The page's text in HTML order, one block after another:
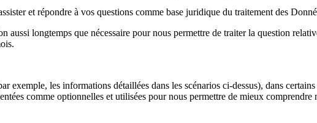
et répondre à vos questions comme base juridique du traitement des
aussi longtemps que nécessaire pour nous permettre de traiter la question
exemple, les informations détaillées dans les scénarios ci-dessus), dans
comme optionnelles et utilisées pour nous permettre de mieux comprendre